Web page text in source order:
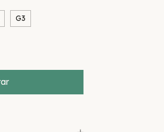
G3